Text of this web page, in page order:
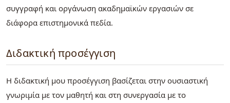
συγγραφή και οργάνωση ακαδημαϊκών εργασιών σε
διάφορα επιστημονικά πεδία.
Διδακτική προσέγγιση
Η διδακτική μου προσέγγιση βασίζεται στην ουσιαστική
γνωριμία με τον μαθητή και στη συνεργασία με το